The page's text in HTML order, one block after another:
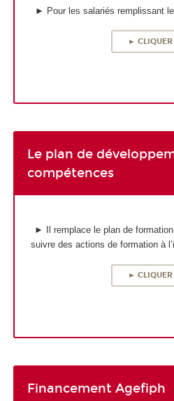
► Pour les salariés remplissant
► CLIQUER
Le plan de
compétences
► Il remplace le plan de
suivre des actions de formation à
► CLIQUER
Financement Agefiph